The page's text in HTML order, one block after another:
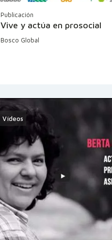
Publicación
Vive y actúa en prosocial
Bosco Global
Vídeos